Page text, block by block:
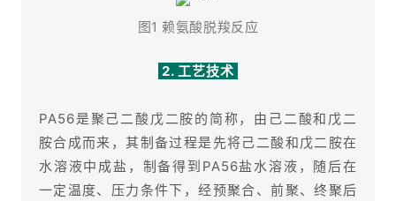
图1 赖氨酸脱羧反应
2. 工艺技术
PA56是聚己二酸戊二胺的简称，由己二酸和戊二
胺合成而来，其制备过程是先将己二酸和戊二胺在
水溶液中成盐，制备得到PA56盐水溶液，随后在
一定温度、压力条件下，经预聚合、前聚、终聚后